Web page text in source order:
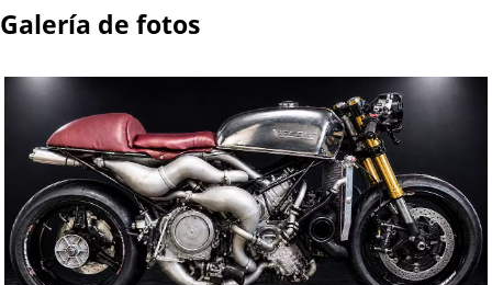
Galería de fotos